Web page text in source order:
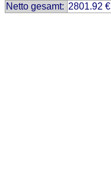
Netto gesamt: 2801.92 €